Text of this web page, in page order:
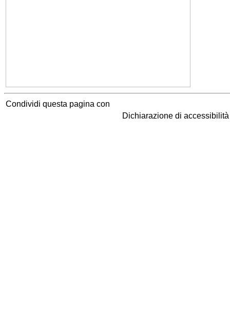
Condividi questa pagina con
Dichiarazione di